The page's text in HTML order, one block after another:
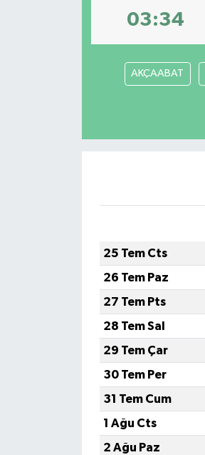
03:34
AKÇAABAT
25 Tem Cts
26 Tem Paz
27 Tem Pts
28 Tem Sal
29 Tem Çar
30 Tem Per
31 Tem Cum
1 Ağu Cts
2 Ağu Paz